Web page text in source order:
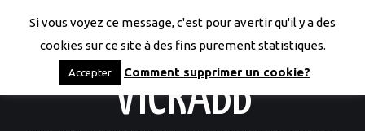
LES CODICES DE
VICRABB
Si vous voyez ce message, c'est pour avertir qu'il y a des
cookies sur ce site à des fins purement statistiques.
Accepter Comment supprimer un cookie?